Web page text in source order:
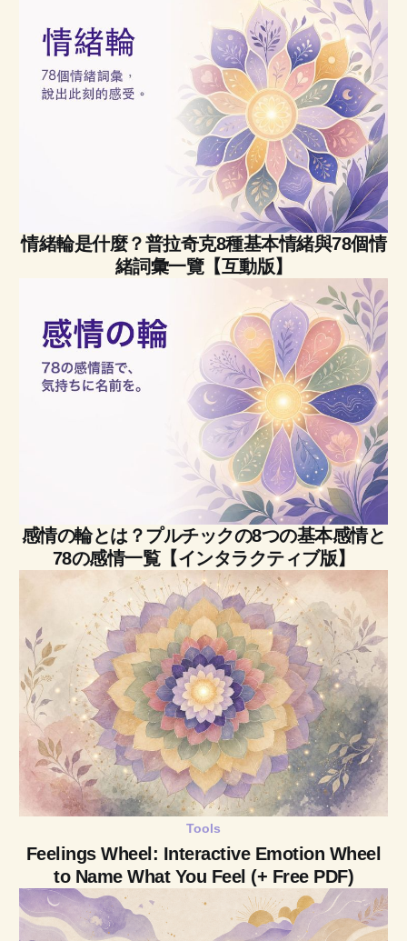
情緒輪是什麼？普拉奇克8種基本情緒與78個情
緒詞彙一覽【互動版】
感情の輪とは？プルチックの8つの基本感情と
78の感情一覧【インタラクティブ版】
Tools
Feelings Wheel: Interactive Emotion Wheel
to Name What You Feel (+ Free PDF)